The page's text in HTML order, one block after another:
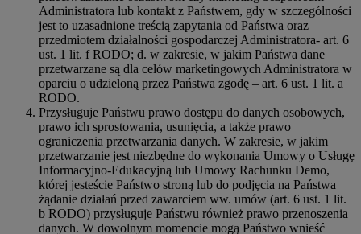
Administratora lub kontakt z Państwem, gdy w szczególności
jest to uzasadnione treścią zapytania od Państwa oraz
przedmiotem działalności gospodarczej Administratora- art. 6
ust. 1 lit. f RODO; d. w zakresie, w jakim Państwa dane
przetwarzane są dla celów marketingowych Administratora w
oparciu o udzieloną przez Państwa zgodę – art. 6 ust. 1 lit. a
RODO.
Przysługuje Państwu prawo dostępu do danych osobowych,
prawo ich sprostowania, usunięcia, a także prawo
ograniczenia przetwarzania danych. W zakresie, w jakim
przetwarzanie jest niezbędne do wykonania Umowy o Usługę
Informacyjno-Edukacyjną lub Umowy Rachunku Demo,
której jesteście Państwo stroną lub do podjęcia na Państwa
żądanie działań przed zawarciem ww. umów (art. 6 ust. 1 lit.
b RODO) przysługuje Państwu również prawo przenoszenia
danych. W dowolnym momencie mogą Państwo wnieść